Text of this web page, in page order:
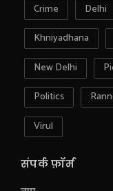
Crime
Delhi
Khniyadhana
New Delhi
Politics
Virul
संपर्क फ़ॉर्म